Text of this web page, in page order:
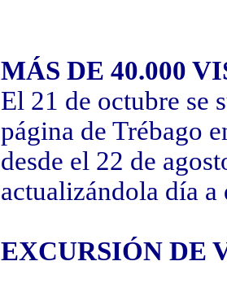
MÁS DE 40.000
El 21 de octubre se
página de Trébago
desde el 22 de
actualizándola día a
EXCURSIÓN DE